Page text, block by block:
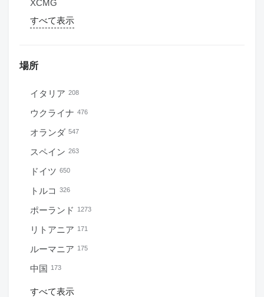
すべて表示
場所
イタリア 208
ウクライナ 476
オランダ 547
スペイン 263
ドイツ 650
トルコ 326
ポーランド 1273
リトアニア 171
ルーマニア 175
中国 173
すべて表示